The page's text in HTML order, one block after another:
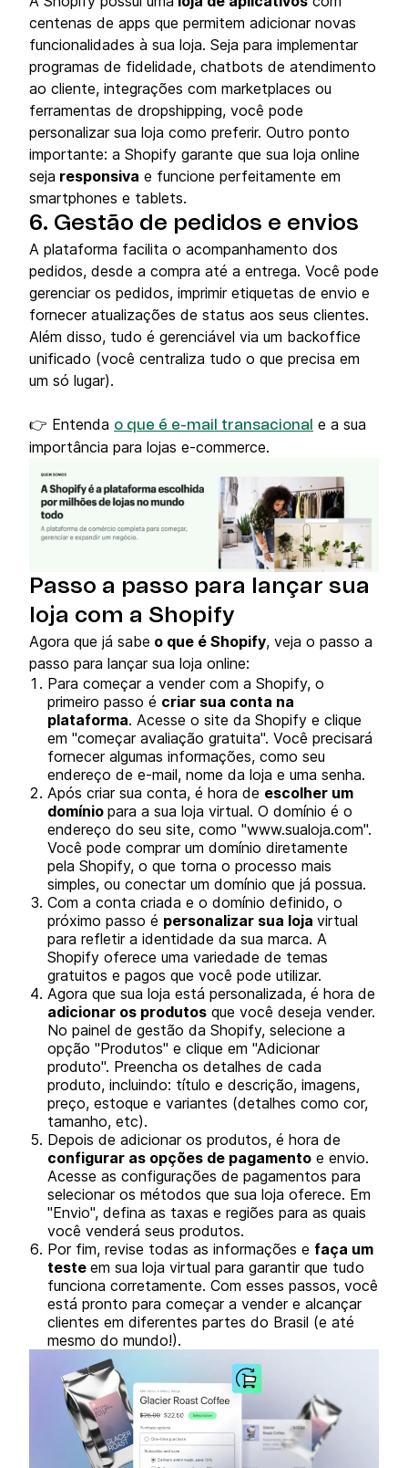
centenas de apps que permitem adicionar novas
funcionalidades à sua loja. Seja para implementar
programas de fidelidade, chatbots de atendimento
ao cliente, integrações com marketplaces ou
ferramentas de dropshipping, você pode
personalizar sua loja como preferir. Outro ponto
importante: a Shopify garante que sua loja online
seja responsiva e funcione perfeitamente em
smartphones e tablets.
6. Gestão de pedidos e envios
A plataforma facilita o acompanhamento dos
pedidos, desde a compra até a entrega. Você pode
gerenciar os pedidos, imprimir etiquetas de envio e
fornecer atualizações de status aos seus clientes.
Além disso, tudo é gerenciável via um backoffice
unificado (você centraliza tudo o que precisa em
um só lugar).
👉 Entenda o que é e-mail transacional
e a sua
importância para lojas e-commerce.
Passo a passo para lançar sua
loja com a Shopify
Agora que já sabe o que é Shopify, veja o passo a
passo para lançar sua loja online:
Para começar a vender com a Shopify, o
primeiro passo é criar sua conta na
plataforma. Acesse o site da Shopify e clique
em "começar avaliação gratuita". Você precisará
fornecer algumas informações, como seu
endereço de e-mail, nome da loja e uma senha.
Após criar sua conta, é hora de escolher um
domínio para a sua loja virtual. O domínio é o
endereço do seu site, como "www.sualoja.com".
Você pode comprar um domínio diretamente
pela Shopify, o que torna o processo mais
simples, ou conectar um domínio que já possua.
Com a conta criada e o domínio definido, o
próximo passo é personalizar sua loja virtual
para refletir a identidade da sua marca. A
Shopify oferece uma variedade de temas
gratuitos e pagos que você pode utilizar.
Agora que sua loja está personalizada, é hora de
adicionar os produtos que você deseja vender.
No painel de gestão da Shopify, selecione a
opção "Produtos" e clique em "Adicionar
produto". Preencha os detalhes de cada
produto, incluindo: título e descrição, imagens,
preço, estoque e variantes (detalhes como cor,
tamanho, etc).
Depois de adicionar os produtos, é hora de
configurar as opções de pagamento e envio.
Acesse as configurações de pagamentos para
selecionar os métodos que sua loja oferece. Em
"Envio", defina as taxas e regiões para as quais
você venderá seus produtos.
Por fim, revise todas as informações e faça um
teste em sua loja virtual para garantir que tudo
funciona corretamente. Com esses passos, você
está pronto para começar a vender e alcançar
clientes em diferentes partes do Brasil (e até
mesmo do mundo!).